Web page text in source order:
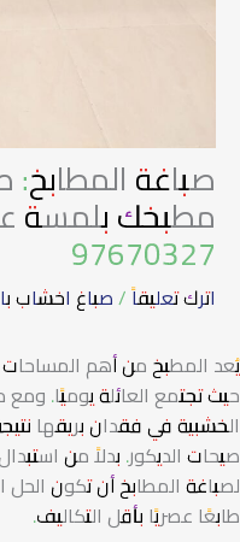
صباغة المطابخ:
مطبخك بلمسة
97670327
اترك تعليقاً/صباغ اخشاب
يُعد المطبخ من أهم
حيث تجتمع العائلة يوميًا. ومع
الخشبية في فقدان بريقها
صيحات الديكور. بدلاً من
لصباغة المطابخ أن تكون
طابعًا عصريًا بأقل التكاليف.